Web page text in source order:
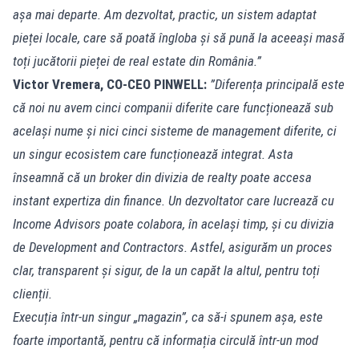
așa mai departe. Am dezvoltat, practic, un sistem adaptat
pieței locale, care să poată îngloba și să pună la aceeași masă
toți jucătorii pieței de real estate din România.”
Victor Vremera, CO-CEO PINWELL: ”Diferența principală este
că noi nu avem cinci companii diferite care funcționează sub
același nume și nici cinci sisteme de management diferite, ci
un singur ecosistem care funcționează integrat. Asta
înseamnă că un broker din divizia de realty poate accesa
instant expertiza din finance. Un dezvoltator care lucrează cu
Income Advisors poate colabora, în același timp, și cu divizia
de Development and Contractors. Astfel, asigurăm un proces
clar, transparent și sigur, de la un capăt la altul, pentru toți
clienții.
Execuția într-un singur „magazin”, ca să-i spunem așa, este
foarte importantă, pentru că informația circulă într-un mod